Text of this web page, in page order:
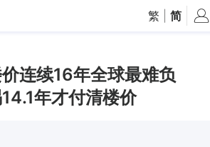
繁 简
连续16年全球最难负
年才付清楼价